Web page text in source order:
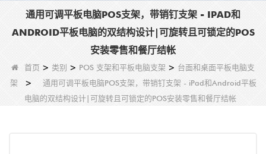
通用可调平板电脑POS支架，带销钉支架 - IPAD和
ANDROID平板电脑的双结构设计|可旋转且可锁定的POS
安装零售和餐厅结帐
首页 > 类别 > POS 支架和平板电脑支架 > 台面和桌面平板电脑支
架 >
通用可调平板电脑POS支架，带销钉支架 - iPad和Android平板
电脑的双结构设计|可旋转且可锁定的POS安装零售和餐厅结帐